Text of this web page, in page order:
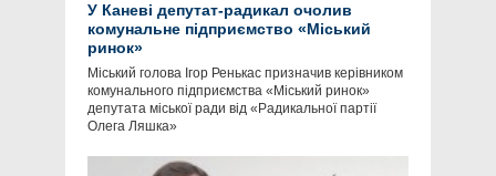
У Каневі депутат-радикал очолив
комунальне підприємство «Міський
ринок»
Міський голова Ігор Ренькас призначив керівником
комунального підприємства «Міський ринок»
депутата міської ради від «Радикальної партії
Олега Ляшка»